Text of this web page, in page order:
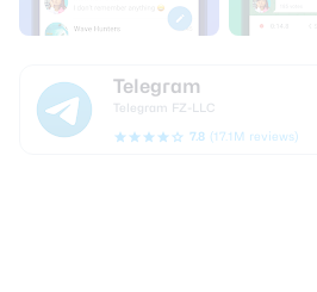
Telegram
Telegram FZ-LLC
7.8 (17.1M reviews)